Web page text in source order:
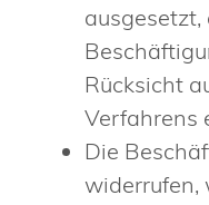
ausgesetzt,
Rücksicht
Verfahrens
Die
widerrufen,